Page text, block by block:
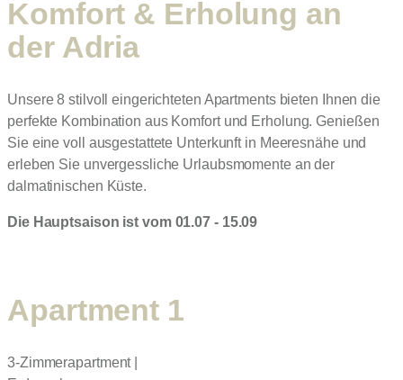
Komfort & Erholung an
der Adria
Unsere 8 stilvoll eingerichteten Apartments bieten Ihnen die
perfekte Kombination aus Komfort und Erholung. Genießen
Sie eine voll ausgestattete Unterkunft in Meeresnähe und
erleben Sie unvergessliche Urlaubsmomente an der
dalmatinischen Küste.
Die Hauptsaison ist vom 01.07 - 15.09
Apartment 1
3-Zimmerapartment |